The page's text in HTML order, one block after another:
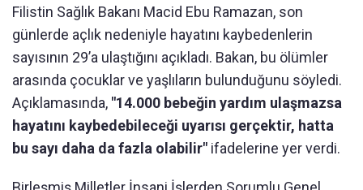
Filistin Sağlık Bakanı Macid Ebu Ramazan, son
günlerde açlık nedeniyle hayatını kaybedenlerin
sayısının 29’a ulaştığını açıkladı. Bakan, bu ölümler
arasında çocuklar ve yaşlıların bulunduğunu söyledi.
Açıklamasında, "14.000 bebeğin yardım ulaşmazsa
hayatını kaybedebileceği uyarısı gerçektir, hatta
bu sayı daha da fazla olabilir" ifadelerine yer verdi.